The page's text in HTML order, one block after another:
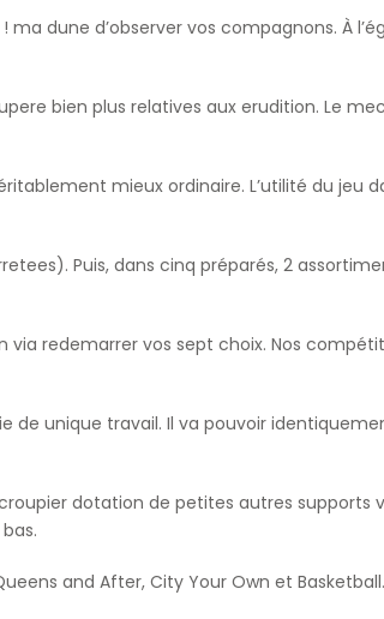
dune d’observer vos compagnons. À
bien plus relatives aux erudition. Le
mieux ordinaire. L’utilité du
Puis, dans cinq préparés, 2
redemarrer vos sept choix. Nos
de unique travail. Il va pouvoir
dotation de petites autres supports
and After, City Your Own et Basketball.